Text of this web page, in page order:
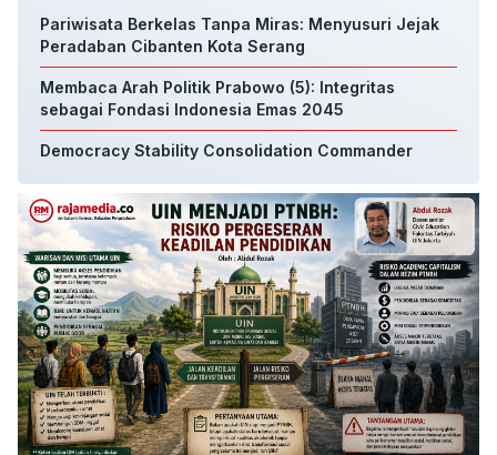
Pariwisata Berkelas Tanpa Miras: Menyusuri Jejak
Peradaban Cibanten Kota Serang
Membaca Arah Politik Prabowo (5): Integritas
sebagai Fondasi Indonesia Emas 2045
Democracy Stability Consolidation Commander